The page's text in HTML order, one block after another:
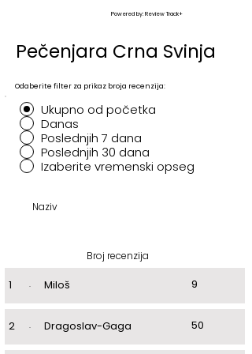
Powered by: Review Track+
Pečenjara Crna Svinja
Odaberite filter za prikaz broja recenzija:
Ukupno od početka
Danas
Poslednjih 7 dana
Poslednjih 30 dana
Izaberite vremenski opseg
Naziv
Broj recenzija
1 . Miloš 9
2 . Dragoslav-Gaga 50